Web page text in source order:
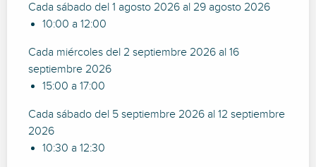
Cada sábado del 1 agosto 2026 al 29 agosto 2026
10:00 a 12:00
Cada miércoles del 2 septiembre 2026 al 16
septiembre 2026
15:00 a 17:00
Cada sábado del 5 septiembre 2026 al 12 septiembre
2026
10:30 a 12:30